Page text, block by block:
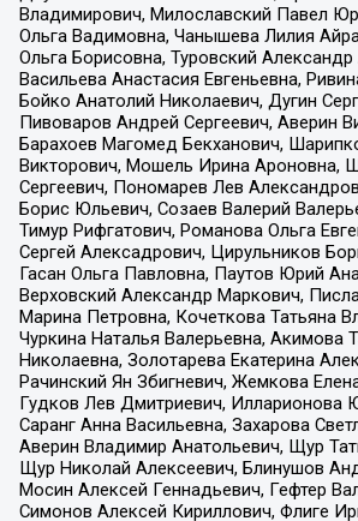
Владимирович, Милославский Павел
Ольга Вадимовна, Чанышева Лилия
Ольга Борисовна, Туровский Александр
Васильева Анастасия Евгеньевна,
Бойко Анатолий Николаевич, Дугин
Пивоваров Андрей Сергеевич, Аверин
Барахоев Магомед Бекханович,
Викторович, Мошель Ирина Ароновна,
Сергеевич, Пономарев Лев
Борис Юльевич, Созаев Валерий
Тимур Рифгатович, Романова Ольга
Сергей Алексадрович, Цирульников
Гасан Ольга Павловна, Паутов Юрий
Верховский Александр Маркович,
Марина Петровна, Кочеткова Татьяна
Чуркина Наталья Валерьевна, Акимова
Николаевна, Золотарева Екатерина
Рачинский Ян Збигневич, Жемкова
Гудков Лев Дмитриевич, Илларионова
Саранг Анна Васильевна, Захарова
Аверин Владимир Анатольевич, Щур
Щур Николай Алексеевич, Блинушов
Мосин Алексей Геннадьевич, Гефтер
Симонов Алексей Кириллович, Флиге